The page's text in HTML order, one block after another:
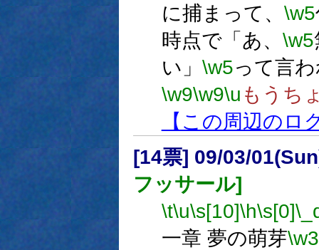
に捕まって、 \w5
時点で「あ、 \w5
い」 \w5って言
\w9\w9\u もうち
【この周辺のロ
[14票] 09/03/
フッサール]
\t\u\s[10]\h\s[0]
一章 夢の萌芽\w3